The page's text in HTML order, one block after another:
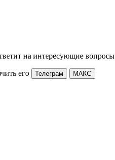
на интересующие вопросы
его Телеграм МАКС